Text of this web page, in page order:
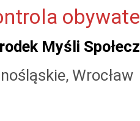
Myśli
Wrocław